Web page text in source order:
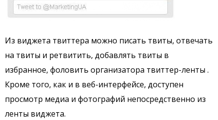
Из виджета твиттера можно писать твиты, отвечать
на твиты и ретвитить, добавлять твиты в
избранное, фоловить организатора твиттер-ленты .
Кроме того, как и в веб-интерфейсе, доступен
просмотр медиа и фотографий непосредственно из
ленты виджета.